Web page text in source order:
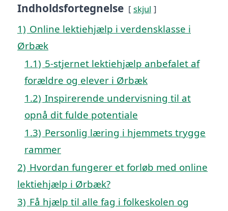
Indholdsfortegnelse skjul
1) Online lektiehjælp i verdensklasse i
Ørbæk
1.1) 5-stjernet lektiehjælp anbefalet af
forældre og elever i Ørbæk
1.2) Inspirerende undervisning til at
opnå dit fulde potentiale
1.3) Personlig læring i hjemmets trygge
rammer
2) Hvordan fungerer et forløb med online
lektiehjælp i Ørbæk?
3) Få hjælp til alle fag i folkeskolen og